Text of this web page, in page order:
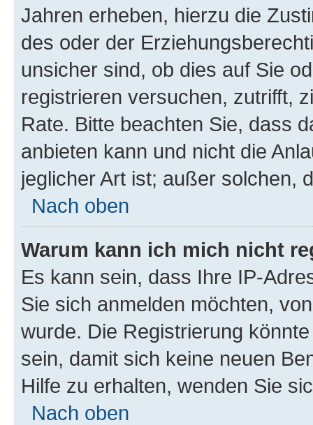
Jahren erheben, hierzu die
des oder der
unsicher sind, ob dies auf Sie
registrieren versuchen, zutrifft,
Rate. Bitte beachten Sie, dass
anbieten kann und nicht die
jeglicher Art ist; außer solchen,
Nach oben
Warum kann ich mich nicht
Es kann sein, dass Ihre IP-
Sie sich anmelden möchten,
wurde. Die Registrierung
sein, damit sich keine neuen
Hilfe zu erhalten, wenden Sie
Nach oben